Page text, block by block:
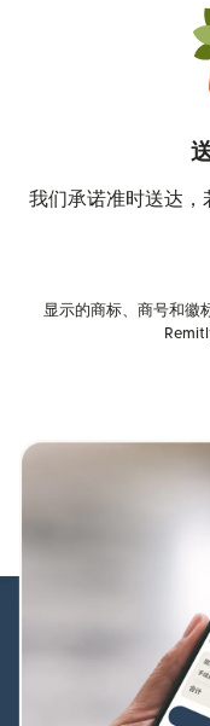
我们承诺准时送达，
显示的商标、商号和徽